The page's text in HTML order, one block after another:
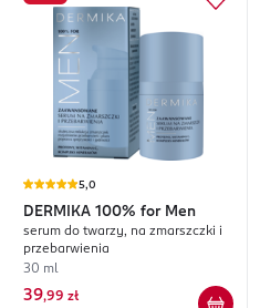
5,0
DERMIKA 100% for Men
serum do twarzy, na zmarszczki i
przebarwienia
30 ml
39,99 zł